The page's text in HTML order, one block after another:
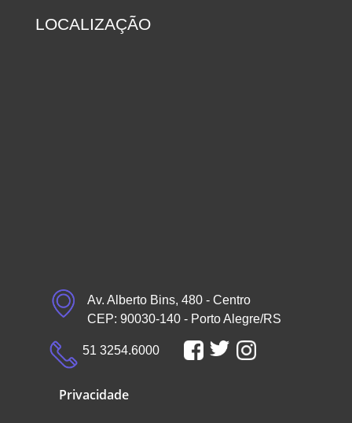
LOCALIZAÇÃO
Av. Alberto Bins, 480 - Centro
CEP: 90030-140 - Porto Alegre/RS
51 3254.6000
Privacidade